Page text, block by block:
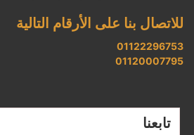
للاتصال بنا على الأرقام التالية
01122296753
01120007795
تابعنا